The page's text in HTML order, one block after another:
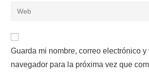
de
para
de
para
comentar
de
tu
web
Guarda mi nombre, correo electrónico y
navegador para la próxima vez que